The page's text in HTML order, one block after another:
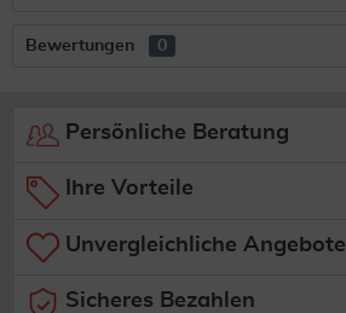
Bewertungen 0
Persönliche Beratung
Ihre Vorteile
Unvergleichliche Angebote
Sicheres Bezahlen